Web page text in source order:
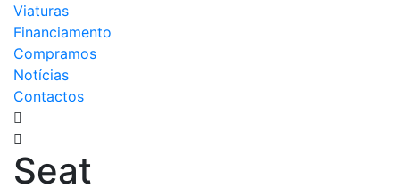
Viaturas
Financiamento
Compramos
Notícias
Contactos
Seat